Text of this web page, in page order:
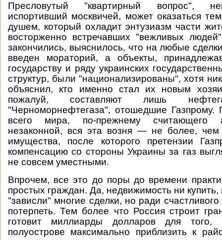
Пресловутый "квартирный вопрос",
испортивший москвичей, может оказаться
душем, который охладит энтузиазм части
восторженно встречавших "вежливых
закончились, выяснилось, что на любые
введен мораторий, а объекты,
государству и ряду украинских
структур, были "национализированы", хотя
объяснил, кто именно стал их новым
пожалуй, составляют лишь
"Черноморнефтегаза", отошедшие Газпрому.
всего мира, по-прежнему считающего
незаконной, вся эта возня — не более, чем
имущества, после которого претензии
компенсацию со стороны Украины за газ
не совсем уместными.
Впрочем, все это до поры до времени
простых граждан. Да, недвижимость ни купить,
"зависли" многие сделки, но ради
потерпеть. Тем более что Россия строит
готовит миллиарды долларов для
полуострове максимально приблизить к